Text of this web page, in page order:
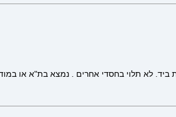
לא תלוי בחסדי אחרים . נמצא בת"א או